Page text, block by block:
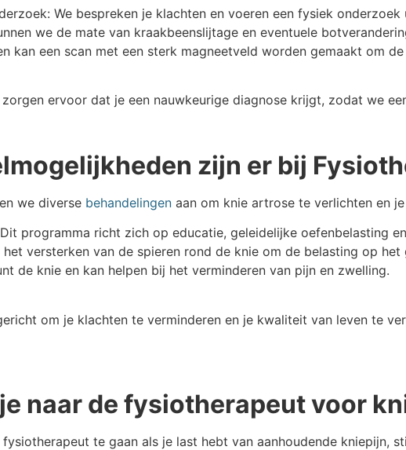
We bespreken je klachten en voeren een fysiek
we de mate van kraakbeenslijtage en eventuele
kan een scan met een sterk magneetveld worden gemaakt om
ervoor dat je een nauwkeurige diagnose krijgt, zodat we
zijn er bij
we diverse behandelingen aan om knie artrose te verlichten en
programma richt zich op educatie, geleidelijke oefenbelasting
het versterken van de spieren rond de knie om de belasting op
de knie en kan helpen bij het verminderen van pijn en zwelling.
om je klachten te verminderen en je kwaliteit van leven te
naar de fysiotherapeut voor
te gaan als je last hebt van aanhoudende kniepijn,